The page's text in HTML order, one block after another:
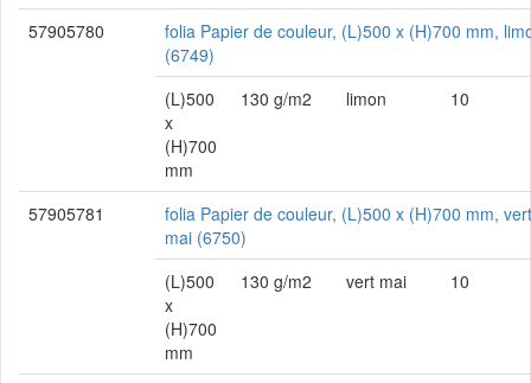
57905780
folia Papier de couleur, (L)500 x (H)700 mm,
(6749)
(L)500
x
(H)700
mm
130 g/m2 limon 10
57905781
folia Papier de couleur, (L)500 x (H)700 mm, vert
mai (6750)
(L)500
x
(H)700
mm
130 g/m2 vert mai 10